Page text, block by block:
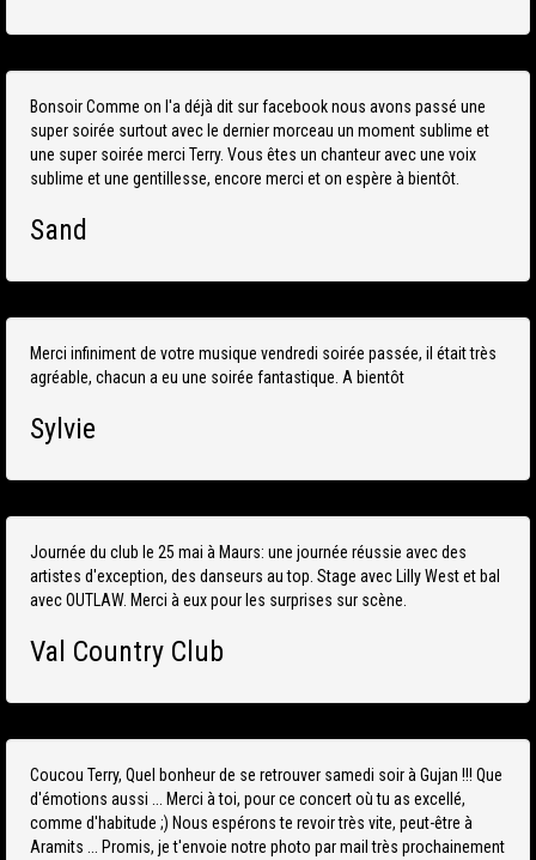
Bonsoir Comme on l'a déjà dit sur facebook nous avons passé une
super soirée surtout avec le dernier morceau un moment sublime et
une super soirée merci Terry. Vous êtes un chanteur avec une voix
sublime et une gentillesse, encore merci et on espère à bientôt.
Sand
Merci infiniment de votre musique vendredi soirée passée, il était très
agréable, chacun a eu une soirée fantastique. A bientôt
Sylvie
Journée du club le 25 mai à Maurs: une journée réussie avec des
artistes d'exception, des danseurs au top. Stage avec Lilly West et bal
avec OUTLAW. Merci à eux pour les surprises sur scène.
Val Country Club
Coucou Terry, Quel bonheur de se retrouver samedi soir à Gujan !!! Que
d'émotions aussi ... Merci à toi, pour ce concert où tu as excellé,
comme d'habitude ;) Nous espérons te revoir très vite, peut-être à
Aramits ... Promis, je t'envoie notre photo par mail très prochainement